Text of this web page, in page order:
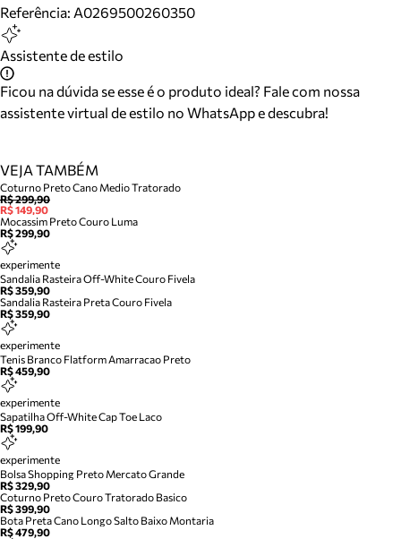
Referência: A0269500260350
Assistente de estilo
Ficou na dúvida se esse é o produto ideal? Fale com nossa
assistente virtual de estilo no WhatsApp e descubra!
VEJA TAMBÉM
Coturno Preto Cano Medio Tratorado
R$ 299,90
R$ 149,90
Mocassim Preto Couro Luma
R$ 299,90
experimente
Sandalia Rasteira Off-White Couro Fivela
R$ 359,90
Sandalia Rasteira Preta Couro Fivela
R$ 359,90
experimente
Tenis Branco Flatform Amarracao Preto
R$ 459,90
experimente
Sapatilha Off-White Cap Toe Laco
R$ 199,90
experimente
Bolsa Shopping Preto Mercato Grande
R$ 329,90
Coturno Preto Couro Tratorado Basico
R$ 399,90
Bota Preta Cano Longo Salto Baixo Montaria
R$ 479,90